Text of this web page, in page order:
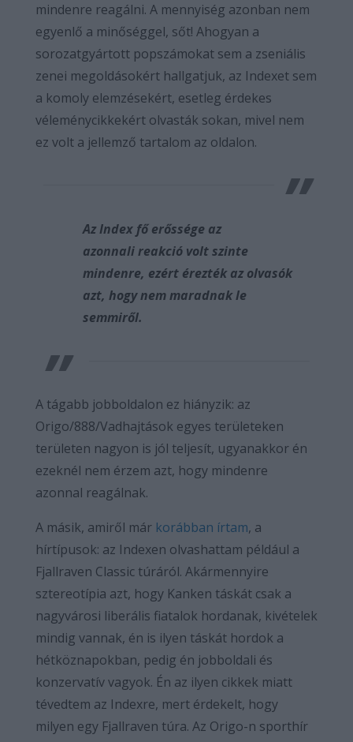
mindenre reagálni. A mennyiség azonban nem
egyenlő a minőséggel, sőt! Ahogyan a
sorozatgyártott popszámokat sem a zseniális
zenei megoldásokért hallgatjuk, az Indexet sem
a komoly elemzésekért, esetleg érdekes
véleménycikkekért olvasták sokan, mivel nem
ez volt a jellemző tartalom az oldalon.
Az Index fő erőssége az
azonnali reakció volt szinte
mindenre, ezért érezték az olvasók
azt, hogy nem maradnak le
semmiről.
A tágabb jobboldalon ez hiányzik: az
Origo/888/Vadhajtások egyes területeken
területen nagyon is jól teljesít, ugyanakkor én
ezeknél nem érzem azt, hogy mindenre
azonnal reagálnak.
A másik, amiről már korábban írtam, a
hírtípusok: az Indexen olvashattam például a
Fjallraven Classic túráról. Akármennyire
sztereotípia azt, hogy Kanken táskát csak a
nagyvárosi liberális fiatalok hordanak, kivételek
mindig vannak, én is ilyen táskát hordok a
hétköznapokban, pedig én jobboldali és
konzervatív vagyok. Én az ilyen cikkek miatt
tévedtem az Indexre, mert érdekelt, hogy
milyen egy Fjallraven túra. Az Origo-n sporthír